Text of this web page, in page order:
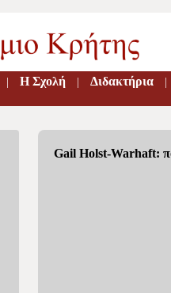
H Σχολή Διδακτήρια
Gail Holst-Warhaft: